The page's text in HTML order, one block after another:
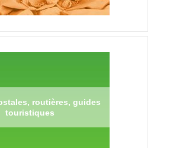
routières, guides
touristiques